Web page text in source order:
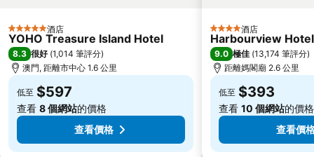
珠海美人魚雕像
Casino Babylon
大炮臺
Zhuhai Sandie Waterfalls
The Third Affiliated Hospital Sun YatSen University
Sun Yat-sen University
Song Yusheng Park
Flora Gardens
5 星級 酒店
YOHO Treasure Island Hotel
8.3 很好 (1,014 筆評分)
澳門, 距離市中心 1.6 公里
低至 $597
查看 8 個網站的價格
查看價格
4 星級 酒店
Harbourview
9.0 極佳 (13,174 筆評分)
距離媽閣廟 2.6 公里
低至 $393
查看 10 個網站的價格
查看價